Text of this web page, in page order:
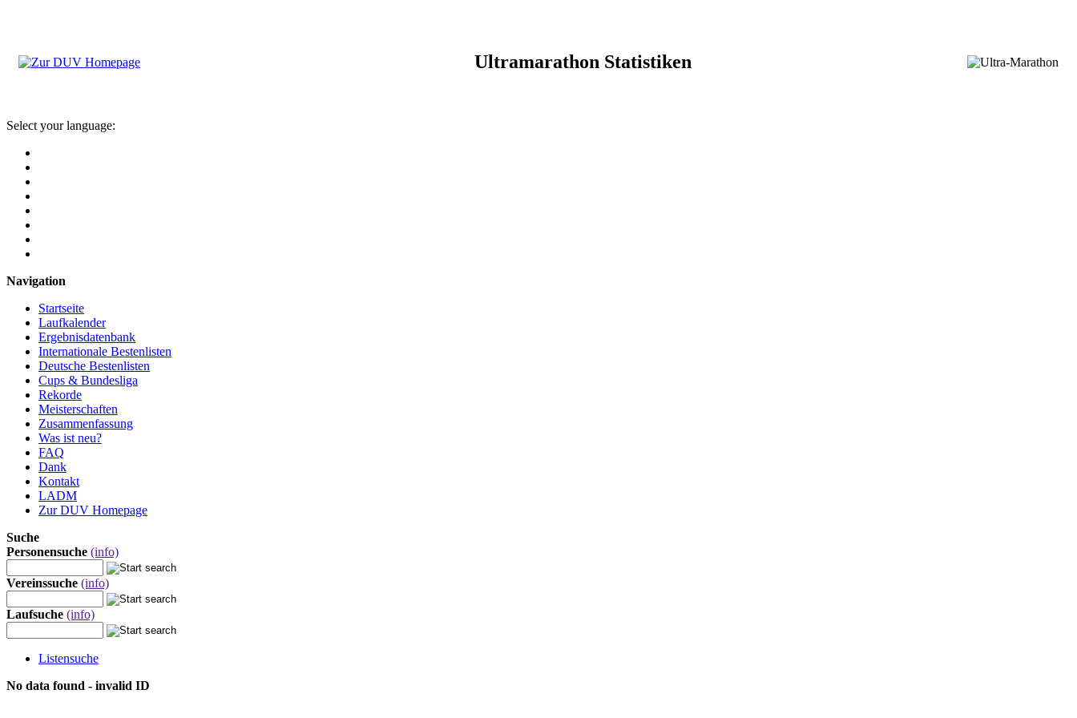
Ultramarathon Statistiken
Select your language:
Navigation
Startseite
Laufkalender
Ergebnisdatenbank
Internationale Bestenlisten
Deutsche Bestenlisten
Cups & Bundesliga
Rekorde
Meisterschaften
Zusammenfassung
Was ist neu?
FAQ
Dank
Kontakt
LADM
Zur DUV Homepage
Suche
Personensuche (info)
Vereinssuche (info)
Laufsuche (info)
Listensuche
No data found - invalid ID